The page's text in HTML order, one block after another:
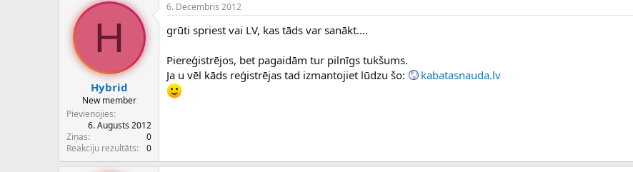
H
Hybrid
New member
Pievienojies
6. Augusts 2012
Ziņas
0
Reakciju rezultāts
0
6. Decembris 2012
grūti spriest vai LV, kas tāds var sanākt....
Piereģistrējos, bet pagaidām tur pilnīgs tukšums.
Ja u vēl kāds reģistrējas tad izmantojiet lūdzu šo:
kabatasnauda.lv